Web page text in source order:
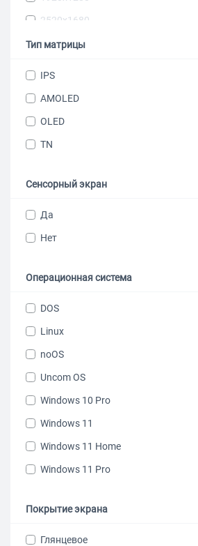
2520х1680
2880x1620
Тип матрицы
IPS
AMOLED
OLED
TN
Сенсорный экран
Да
Нет
Операционная система
DOS
Linux
noOS
Uncom OS
Windows 10 Pro
Windows 11
Windows 11 Home
Windows 11 Pro
Покрытие экрана
Глянцевое